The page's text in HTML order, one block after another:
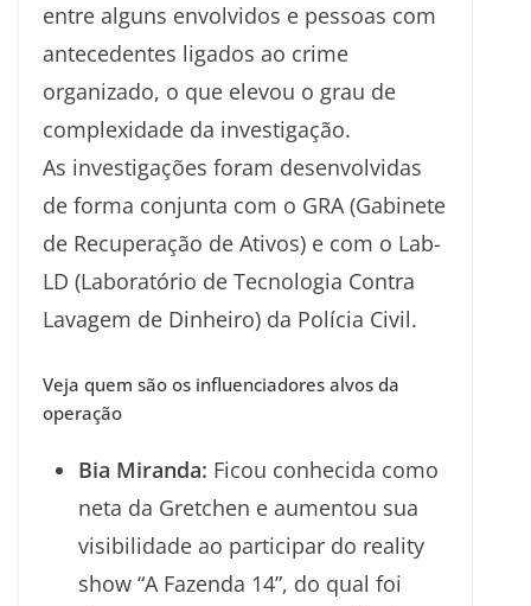
entre alguns envolvidos e pessoas com
antecedentes ligados ao crime
organizado, o que elevou o grau de
complexidade da investigação.
As investigações foram desenvolvidas
de forma conjunta com o GRA (Gabinete
de Recuperação de Ativos) e com o Lab-
LD (Laboratório de Tecnologia Contra
Lavagem de Dinheiro) da Polícia Civil.
Veja quem são os influenciadores alvos da
operação
Bia Miranda: Ficou conhecida como
neta da Gretchen e aumentou sua
visibilidade ao participar do reality
show “A Fazenda 14”, do qual foi